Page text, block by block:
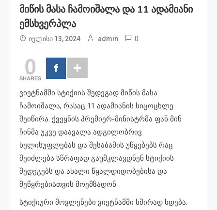
Მიწის Მასა Ჩამოიშალა Და 11 Ადამიანი
Ემსხვერპლა
ივლისი 13, 2024 admin 0
0
SHARES
ვიეტნამში სტიქიის შედეგად მიწის მასა
ჩამოიშალა, რასაც 11 ადამიანის სიცოცხლე
შეიწირა. ქვეყნის პრემიერ-მინისტრმა ფან მინ
ჩინმა უკვე დაავალა ადგილობრივ
ხელისუფლებას და შესაბამის უწყებებს რაც
შეიძლება სწრაფად გაუმკლავდნენ სტიქიის
შედეგებს და ახალი წყალდიდობებისა და
მეწყრებისთვის მოემზადონ.
სტიქიური მოვლენები ვიეტნამში ხშირად ხდება.